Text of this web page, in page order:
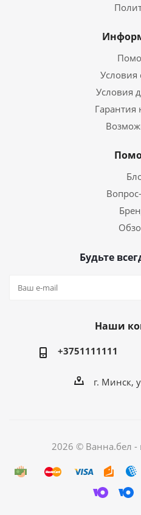
Условия
Условия
Гарантия
Будьте
Наши
+3751111111
г. Минск,
2026 © Ванна.бел -